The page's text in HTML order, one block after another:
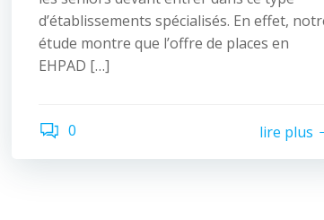
d’établissements spécialisés. En effet,
étude montre que l’offre de places en
EHPAD […]
0 lire plus